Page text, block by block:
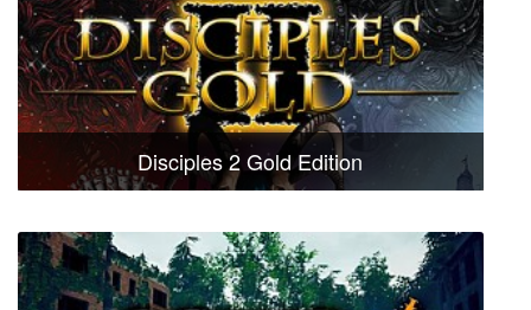
Disciples 2 Gold Edition